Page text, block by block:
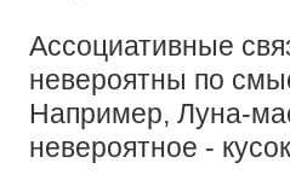
Ассоциативные
невероятны по
Например, Луна-
невероятное -